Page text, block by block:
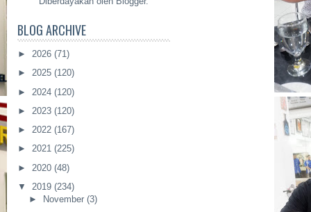
BLOG ARCHIVE
► 2026 (71)
► 2025 (120)
► 2024 (120)
► 2023 (120)
► 2022 (167)
► 2021 (225)
► 2020 (48)
▼ 2019 (234)
►
November (3)